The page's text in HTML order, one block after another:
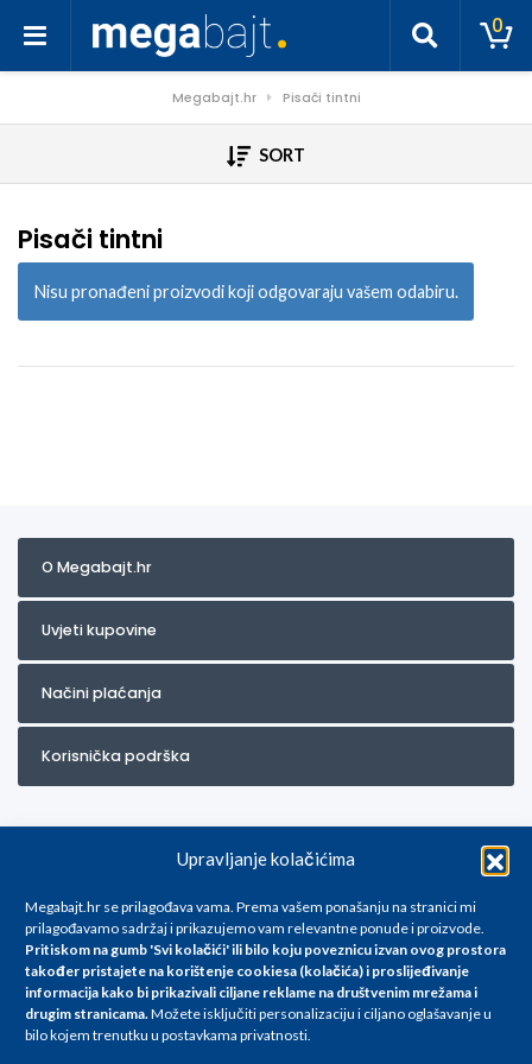
Upravljanje kolačićima
Megabajt.hr se prilagođava vama. Prema vašem ponašanju na stranici mi
prilagođavamo sadržaj i prikazujemo vam relevantne ponude i proizvode.
Pritiskom na gumb 'Svi kolačići' ili bilo koju poveznicu izvan ovog prostora
također pristajete na korištenje cookiesa (kolačića) i proslijeđivanje
informacija kako bi prikazivali ciljane reklame na društvenim mrežama i
drugim stranicama.Možete isključiti personalizaciju i ciljano oglašavanje u
bilo kojem trenutku u postavkama privatnosti.
0
Megabajt.hr Pisači tintni
SORT
Pisači tintni
Nisu pronađeni proizvodi koji odgovaraju vašem odabiru.
O Megabajt.hr
Uvjeti kupovine
Načini plaćanja
Korisnička podrška
Za artikle kojih trenutno nema u ponudi obratite nam se na
info@megabajt.hr. Sve cijene su informativnog karaktera i podložne su
promjenama, a
iskazane su za avansno plaćanje(gotovina) u Eurima i uključuju PDV. Sve